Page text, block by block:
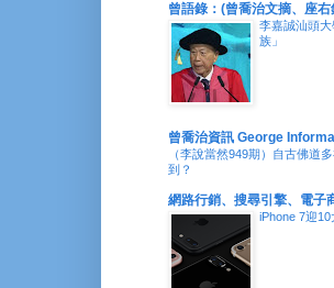
曾語錄：(曾喬治文摘、座
李嘉誠汕頭
族」
曾喬治資訊 George
（李說當然949期）自古佛道
到？
網路行銷、搜尋引擎、電子
iPhone 7迎